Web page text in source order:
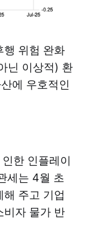
행 위험 완화
닌 이상적) 환
에 우호적인
한 인플레이
세는 4월 초
해 주고 기업
비자 물가 반